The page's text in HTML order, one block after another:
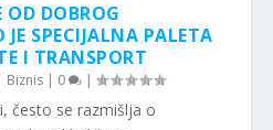
OD DOBROG
SPECIJALNA PALETA
I TRANSPORT
Biznis | 0 |
često se razmišlja o